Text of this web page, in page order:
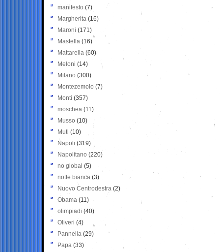
manifesto (7)
Margherita (16)
Maroni (171)
Mastella (16)
Mattarella (60)
Meloni (14)
Milano (300)
Montezemolo (7)
Monti (357)
moschea (11)
Musso (10)
Muti (10)
Napoli (319)
Napolitano (220)
no global (5)
notte bianca (3)
Nuovo Centrodestra (2)
Obama (11)
olimpiadi (40)
Oliveri (4)
Pannella (29)
Papa (33)